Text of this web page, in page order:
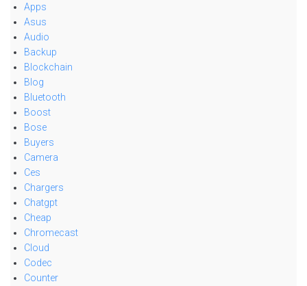
Apps
Asus
Audio
Backup
Blockchain
Blog
Bluetooth
Boost
Bose
Buyers
Camera
Ces
Chargers
Chatgpt
Cheap
Chromecast
Cloud
Codec
Counter